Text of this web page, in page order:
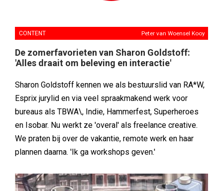
CONTENT Peter van Woensel Kooy
De zomerfavorieten van Sharon Goldstoff:
'Alles draait om beleving en interactie'
Sharon Goldstoff kennen we als bestuurslid van RA*W,
Esprix jurylid en via veel spraakmakend werk voor
bureaus als TBWA\, Indie, Hammerfest, Superheroes
en Isobar. Nu werkt ze 'overal' als freelance creative.
We praten bij over de vakantie, remote werk en haar
plannen daarna. 'Ik ga workshops geven.'